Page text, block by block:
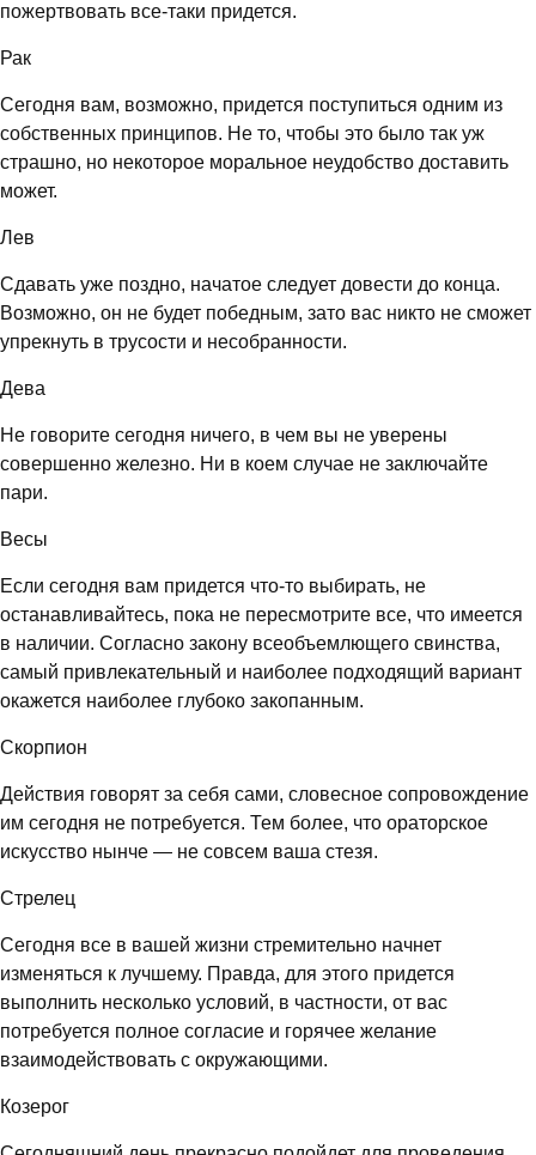
пожертвовать все-таки придется.
Рак
Сегодня вам, возможно, придется поступиться одним из
собственных принципов. Не то, чтобы это было так уж
страшно, но некоторое моральное неудобство доставить
может.
Лев
Сдавать уже поздно, начатое следует довести до конца.
Возможно, он не будет победным, зато вас никто не сможет
упрекнуть в трусости и несобранности.
Дева
Не говорите сегодня ничего, в чем вы не уверены
совершенно железно. Ни в коем случае не заключайте
пари.
Весы
Если сегодня вам придется что-то выбирать, не
останавливайтесь, пока не пересмотрите все, что имеется
в наличии. Согласно закону всеобъемлющего свинства,
самый привлекательный и наиболее подходящий вариант
окажется наиболее глубоко закопанным.
Скорпион
Действия говорят за себя сами, словесное сопровождение
им сегодня не потребуется. Тем более, что ораторское
искусство нынче — не совсем ваша стезя.
Стрелец
Сегодня все в вашей жизни стремительно начнет
изменяться к лучшему. Правда, для этого придется
выполнить несколько условий, в частности, от вас
потребуется полное согласие и горячее желание
взаимодействовать с окружающими.
Козерог